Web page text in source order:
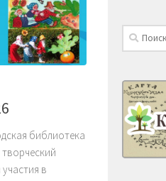
библиотека
в
Найти: